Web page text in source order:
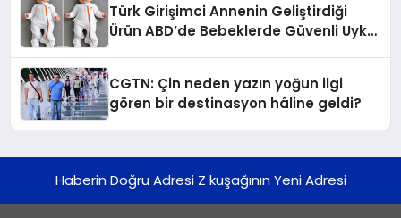
Türk Girişimci Annenin Geliştirdiği
Ürün ABD’de Bebeklerde Güvenli Uyku
CGTN: Çin neden yazın yoğun ilgi
gören bir destinasyon hâline geldi?
Haberin Doğru Adresi Z kuşağının Yeni Adresi